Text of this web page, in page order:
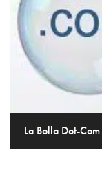
La Bolla Dot-